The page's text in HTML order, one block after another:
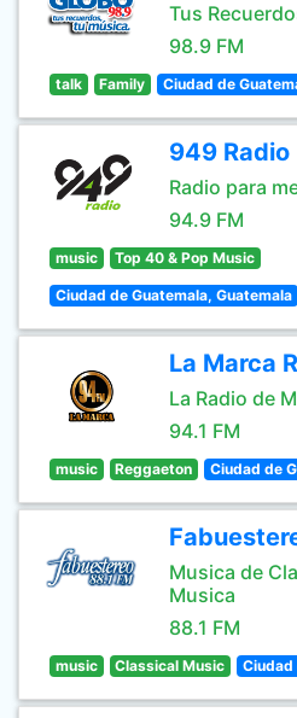
Tus
98.9 FM
talk Family Ciudad de
949 Radio
Radio para
94.9 FM
music Top 40 & Pop Music
Ciudad de Guatemala, Guatemala
La Marca
La Radio de
94.1 FM
music Reggaeton Ciudad de
Musica de
Musica
88.1 FM
music Classical Music Ciudad